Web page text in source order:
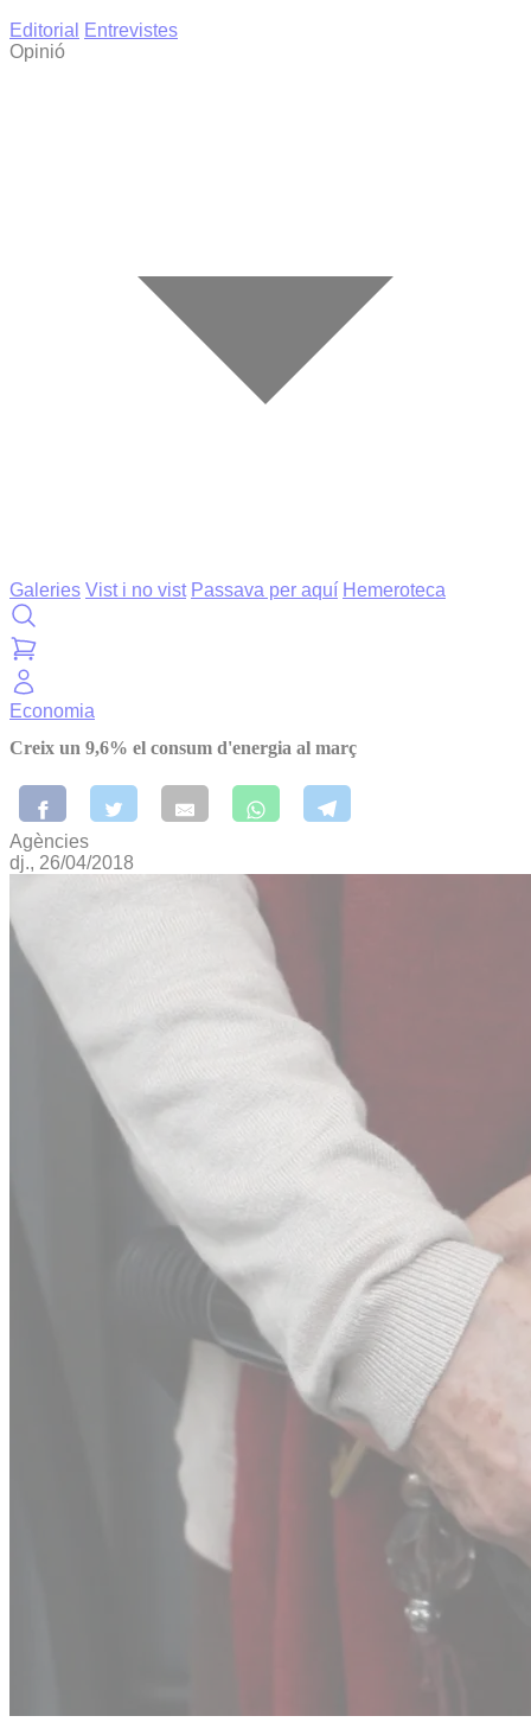
Editorial
Entrevistes
Opinió
Galeries Vist i no vist Passava per aquí Hemeroteca
Economia
Creix un 9,6% el consum d'energia al març
Agències
dj., 26/04/2018